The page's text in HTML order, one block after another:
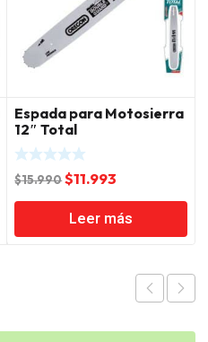
Espada para Motosierra
12″ Total
$15.990El
precio
original
era:
$11.993
precio
actual
es:
Leer más